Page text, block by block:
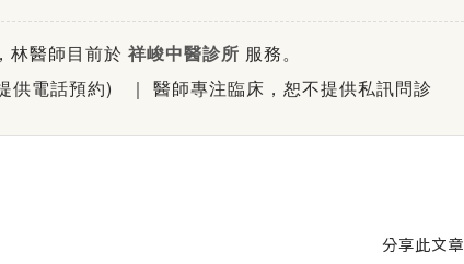
林醫師目前於 祥峻中醫診所 服務。
供電話預約)
｜ 醫師專注臨床，恕不提供私訊問診
分享此文章